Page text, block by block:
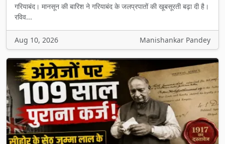
गरियाबंद। मानसून की बारिश ने गरियाबंद के जलप्रपातों की खूबसूरती बढ़ा दी है।
रविव...
Aug 10, 2026 Manishankar Pandey